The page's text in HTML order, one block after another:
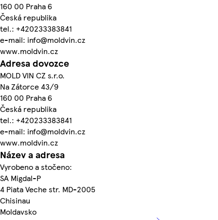
160 00 Praha 6
Česká republika
tel.: +420233383841
e-mail: info@moldvin.cz
www.moldvin.cz
Adresa dovozce
MOLD VIN CZ s.r.o.
Na Zátorce 43/9
160 00 Praha 6
Česká republika
tel.: +420233383841
e-mail: info@moldvin.cz
www.moldvin.cz
Název a adresa
Vyrobeno a stočeno:
SA Migdal-P
4 Piata Veche str. MD-2005
Chisinau
Moldavsko